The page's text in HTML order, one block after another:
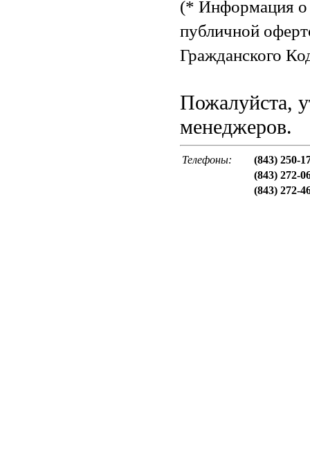
(* Информация о
публичной
Гражданского
Пожалуйста,
менеджеров.
Телефоны:
(843) 250-
(843) 272-
(843) 272-